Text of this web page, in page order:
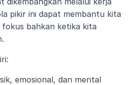
pikir ini dapat membantu kita
bahkan ketika kita
emosional, dan mental